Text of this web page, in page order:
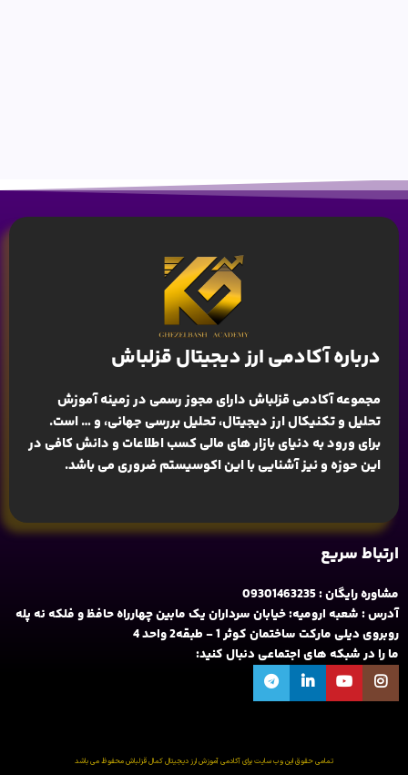
درباره آکادمی ارز دیجیتال قزلباش
مجموعه آکادمی قزلباش دارای مجوز رسمی در زمینهآموزش
تحلیل و تکنیکال ارز دیجیتال، تحلیل بررسی جهانی، و … است.
برای ورود به دنیای بازار های مالی کسب اطلاعات و دانش کافی در
این حوزه و نیز آشنایی با این اکوسیستم ضروری می باشد.
ارتباط سریع
مشاوره رایگان : 09301463235
آدرس : شعبه ارومیه: خیابان سرداران یک مابین چهارراه حافظ و فلکه نه پله
روبروی دیلی مارکت ساختمان کوثر 1 - طبقه2 واحد 4
ما را در شبکه های اجتماعی دنبال کنید:
تمامی حقوق این وب سایت برای آکادمی آموزش ارز دیجیتال کمال قزلباش محفوظ می باشد